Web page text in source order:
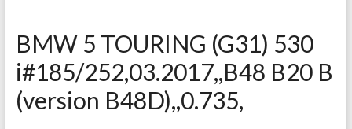
BMW 5 TOURING (G31) 530
i#185/252,03.2017,,B48 B20 B
(version B48D),,0.735,